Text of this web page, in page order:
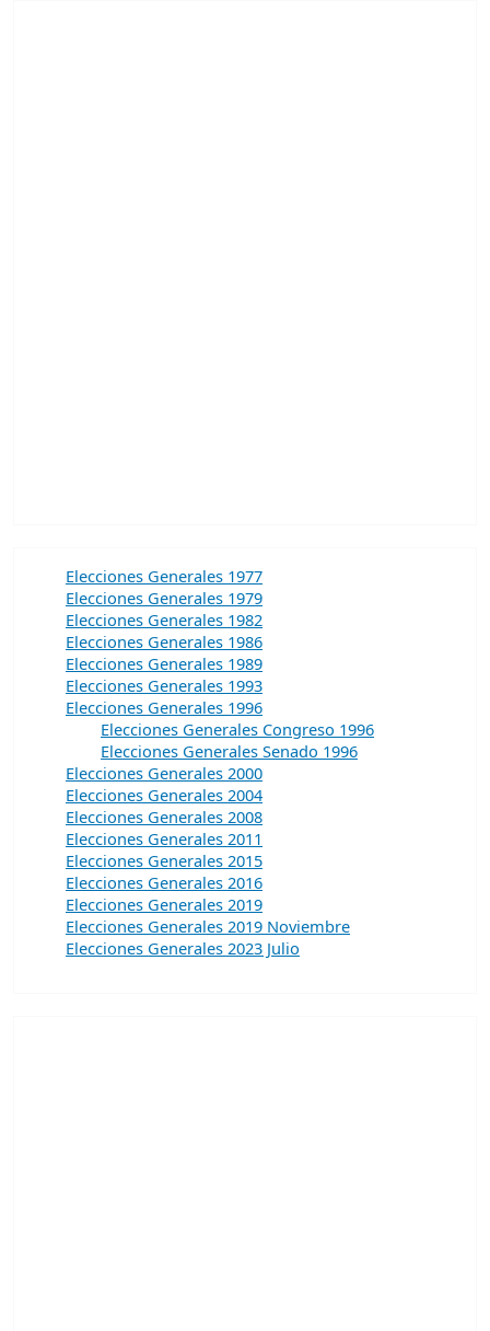
Elecciones Generales 1977
Elecciones Generales 1979
Elecciones Generales 1982
Elecciones Generales 1986
Elecciones Generales 1989
Elecciones Generales 1993
Elecciones Generales 1996
Elecciones Generales Congreso 1996
Elecciones Generales Senado 1996
Elecciones Generales 2000
Elecciones Generales 2004
Elecciones Generales 2008
Elecciones Generales 2011
Elecciones Generales 2015
Elecciones Generales 2016
Elecciones Generales 2019
Elecciones Generales 2019 Noviembre
Elecciones Generales 2023 Julio